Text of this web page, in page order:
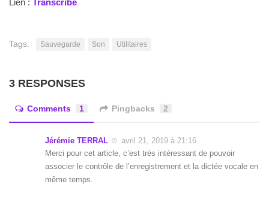
Tags: Sauvegarde Son Utilitaires
3 RESPONSES
Comments 1 Pingbacks 2
Jérémie TERRAL
avril 21, 2019 à 21:16
Merci pour cet article, c’est très intéressant de pouvoir
associer le contrôle de l’enregistrement et la dictée vocale en
même temps.